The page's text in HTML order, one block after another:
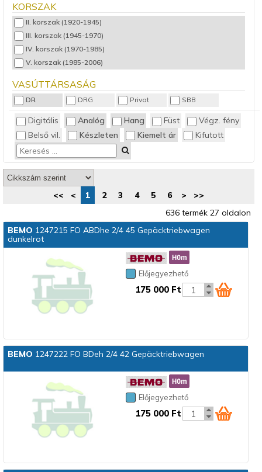
Posta/Poggyászkocsi
Sínek
Személykocsi
Szerelvény készlet
Tartálykocsi
Teherkocsi
KORSZAK
II. korszak (1920-1945)
III. korszak (1945-1970)
IV. korszak (1970-1985)
V. korszak (1985-2006)
VASÚTTÁRSASÁG
DR DRG Privat SBB
Digitális Analóg Hang Füst
Végz. fény
Belső vil.
Készleten Kiemelt ár Kifutott
<< < 1 2 3 4 5 6 >
>>
636 termék 27 oldalon
BEMO 1247215 FO ABDhe 2/4 45 Gepäcktriebwagen
dunkelrot
Előjegyezhető
175 000 Ft
BEMO 1247222 FO BDeh 2/4 42 Gepäcktriebwagen
Előjegyezhető
175 000 Ft